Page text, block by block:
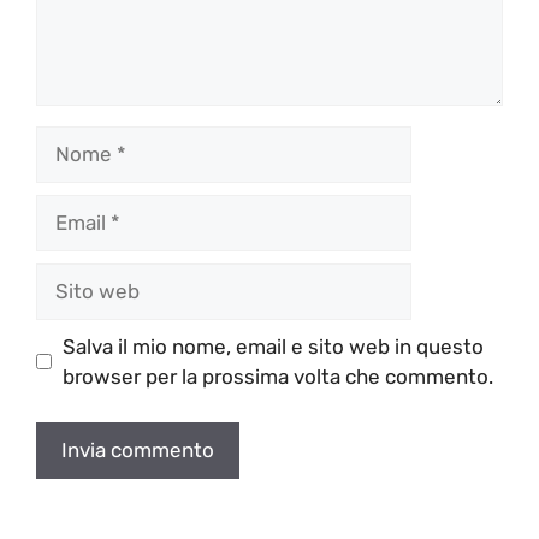
web
Salva il mio nome, email e sito web in questo
browser per la prossima volta che commento.